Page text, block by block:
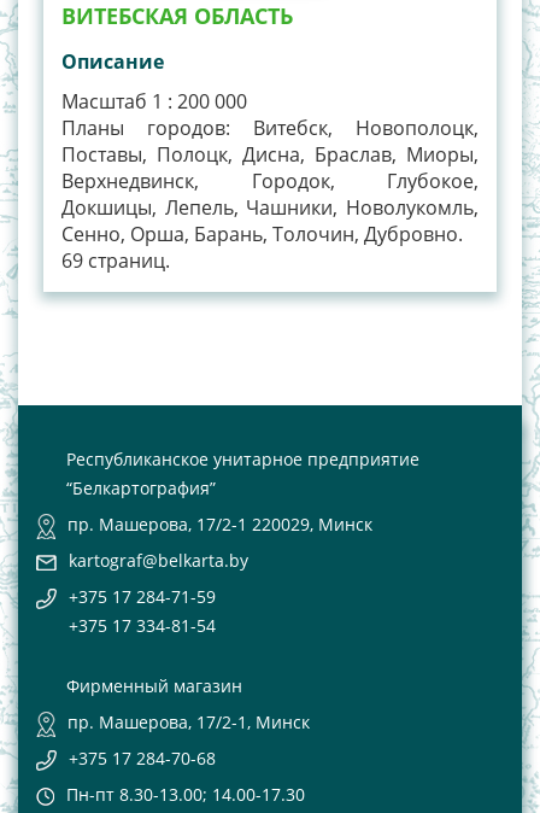
ВИТЕБСКАЯ ОБЛАСТЬ
Описание
Масштаб 1 : 200 000
Планы городов: Витебск, Новополоцк,
Поставы, Полоцк, Дисна, Браслав, Миоры,
Верхнедвинск, Городок, Глубокое,
Докшицы, Лепель, Чашники, Новолукомль,
Сенно, Орша, Барань, Толочин, Дубровно.
69 страниц.
Республиканское унитарное предприятие
“Белкартография”
пр. Машерова, 17/2-1 220029, Минск
kartograf@belkarta.by
+375 17 284-71-59
+375 17 334-81-54
Фирменный магазин
пр. Машерова, 17/2-1, Минск
+375 17 284-70-68
Пн-пт 8.30-13.00; 14.00-17.30